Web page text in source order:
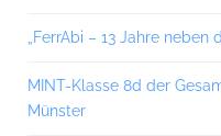
„FerrAbi – 13 Jahre neben
MINT-Klasse 8d der
Münster